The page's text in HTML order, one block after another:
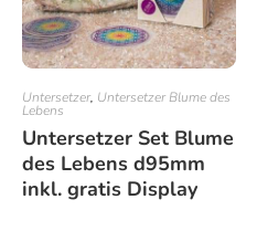
Untersetzer, Untersetzer Blume des
Lebens
Untersetzer Set Blume
des Lebens d95mm
inkl. gratis Display